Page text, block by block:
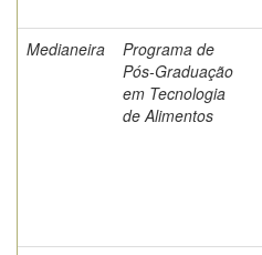
Medianeira
Programa de
Pós-Graduação
em Tecnologia
de Alimentos